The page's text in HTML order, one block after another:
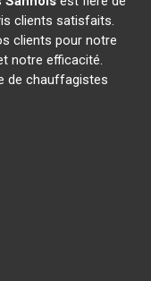
clients satisfaits.
clients pour notre
notre efficacité.
de chauffagistes